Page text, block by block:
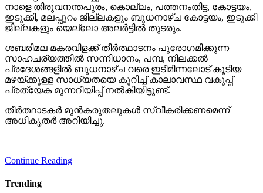
നാളെ തിരുവനന്തപുരം, കൊല്ലം, പത്തനംതിട്ട, കോട്ടയം,
ഇടുക്കി, മലപ്പുറം ജില്ലകളും ബുധനാഴ്ച കോട്ടയം, ഇടുക്കി
ജില്ലകളും യെല്ലോ അലര്‍ട്ടില്‍ തുടരും.
ശബരിമല മകരവിളക്ക് തീര്‍ത്ഥാടനം പുരോഗമിക്കുന്ന
സാഹചര്യത്തില്‍ സന്നിധാനം, പമ്പ, നിലക്കല്‍
പ്രദേശങ്ങളില്‍ ബുധനാഴ്ച വരെ ഇടിമിന്നലോട് കൂടിയ
മഴയ്ക്കുള്ള സാധ്യതയെ കുറിച്ച് കാലാവസ്ഥ വകുപ്പ്
പ്രത്യേക മുന്നറിയിപ്പ് നല്‍കിയിട്ടുണ്ട്.
തീര്‍ത്ഥാടകര്‍ മുന്‍കരുതലുകള്‍ സ്വീകരിക്കണമെന്ന്
അധികൃതര്‍ അറിയിച്ചു.
Continue Reading
Trending